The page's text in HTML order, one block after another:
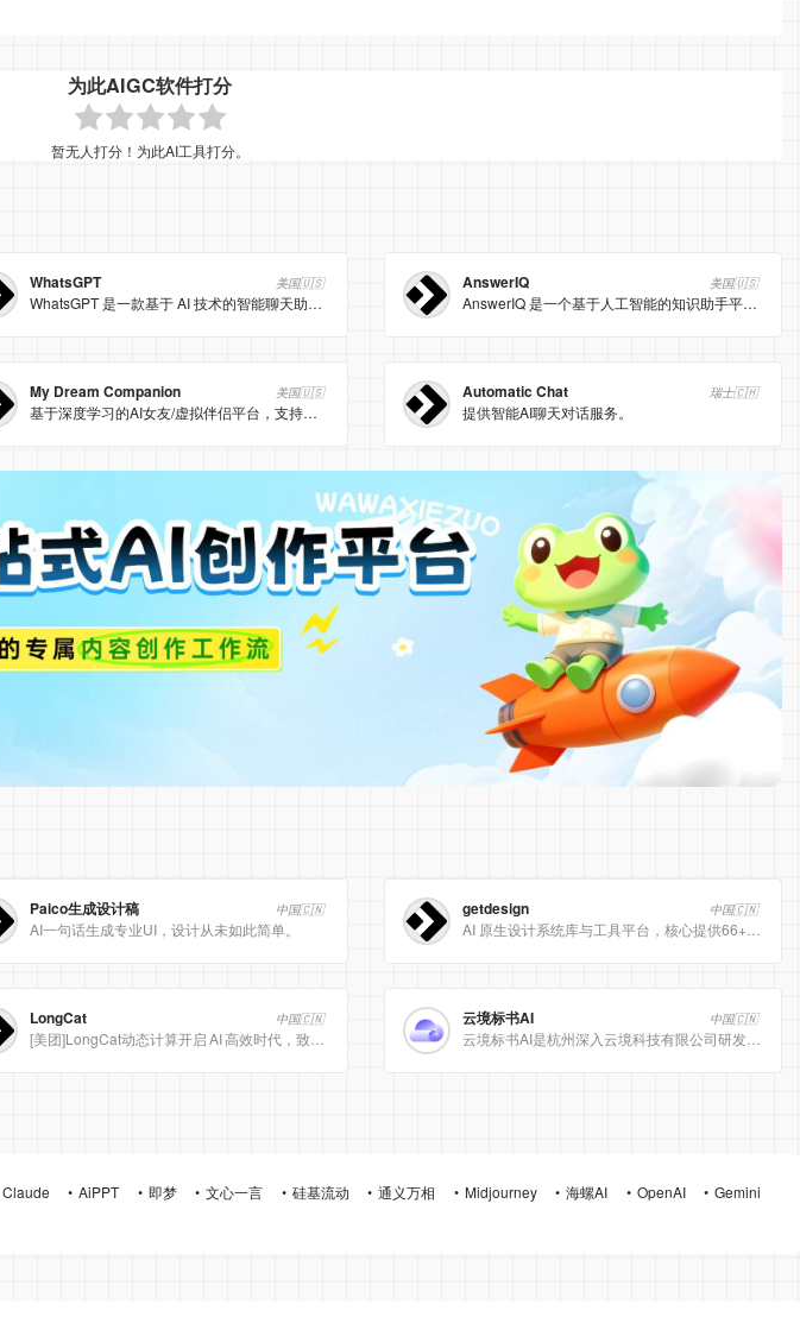
为此AIGC软件打分
暂无人打分！为此AI工具打分。
WhatsGPT 美国🇺🇸
WhatsGPT 是一款基于 AI 技术的智能聊天助手，能够在多个主流消息平台上提供个性化、智能化的聊天体验。它不仅支持文本对话，还支持语音消息和图片发送，极大地丰富了用户的沟通方式。
AnswerIQ 美国🇺🇸
AnswerIQ 是一个基于人工智能的知识助手平台，旨在为用户提供即时、准确的答案。
My Dream Companion 美国🇺🇸
基于深度学习的AI女友/虚拟伴侣平台，支持高度自定义角色外观、性格和对话风格，提供上下文感知的情感互动、角色扮演和AI图像生成功能。
Automatic Chat 瑞士🇨🇭
提供智能AI聊天对话服务。
Paico生成设计稿 中国🇨🇳
AI一句话生成专业UI，设计从未如此简单。
getdesign 中国🇨🇳
LongCat 中国🇨🇳
[美团]LongCat动态计算开启 AI 高效时代，致力于为用户提供高效、精准、多模态的人工智能服务。
云境标书AI 中国🇨🇳
Claude AiPPT 即梦 文心一言 硅基流动 通义万相 Midjourney 海螺AI OpenAI
Gemini